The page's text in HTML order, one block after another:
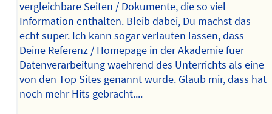
vergleichbare Seiten / Dokumente, die so viel
Information enthalten. Bleib dabei, Du machst das
echt super. Ich kann sogar verlauten lassen, dass
Deine Referenz / Homepage in der Akademie fuer
Datenverarbeitung waehrend des Unterrichts als eine
von den Top Sites genannt wurde. Glaub mir, dass hat
noch mehr Hits gebracht....